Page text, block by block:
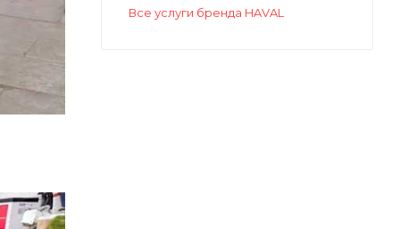
Все услуги бренда HAVAL